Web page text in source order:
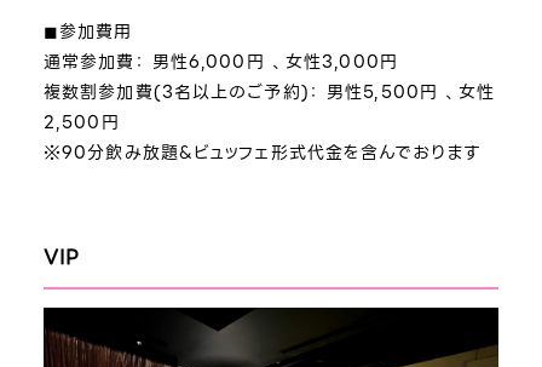
◼︎参加費用
通常参加費： 男性6,000円 、女性3,000円
複数割参加費(3名以上のご予約)： 男性5,500円 、女性
2,500円
※90分飲み放題&ビュッフェ形式代金を含んでおります
VIP